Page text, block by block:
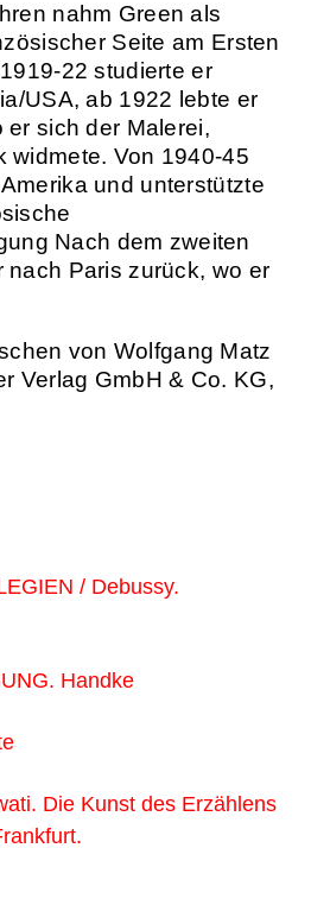
nahm Green als
Seite am Ersten
22 studierte er
USA, ab 1922 lebte er
er sich der Malerei,
widmete. Von 1940-45
und unterstützte
Nach dem zweiten
nach Paris zurück, wo er
von Wolfgang Matz
Verlag GmbH & Co. KG,
/ Debussy.
Handke
Die Kunst des Erzählens